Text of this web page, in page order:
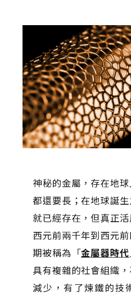
神秘的金屬，存在地
都還要長；在地球誕
就已經存在，但真正
西元前兩千年到西元
期被稱為「金屬器時代
具有複雜的社會組織
減少，有了煉鐵的技